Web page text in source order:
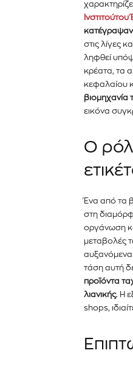
κατέγραψαν
στις λίγες
ληφθεί
κρέατα, τα
κεφαλαίου
βιομηχανία
εικόνα
Ο
Ένα από τα
στη
οργάνωση
μεταβολές
αυξανόμενα
τάση αυτή
προϊόντα
λιανικής. Η
shops,